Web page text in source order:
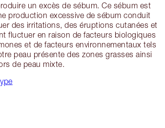
un excès de sébum. Ce sébum est
production excessive de sébum conduit
des irritations, des éruptions cutanées et
fluctuer en raison de facteurs biologiques
et de facteurs environnementaux tels
peau présente des zones grasses ainsi
de peau mixte.